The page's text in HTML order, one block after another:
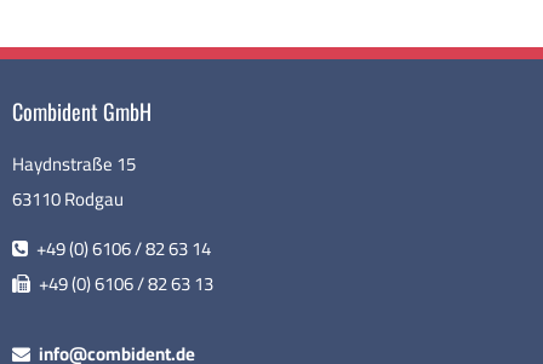
Combident GmbH
Haydnstraße 15
63110 Rodgau
+49 (0) 6106 / 82 63 14
+49 (0) 6106 / 82 63 13
info@combident.de